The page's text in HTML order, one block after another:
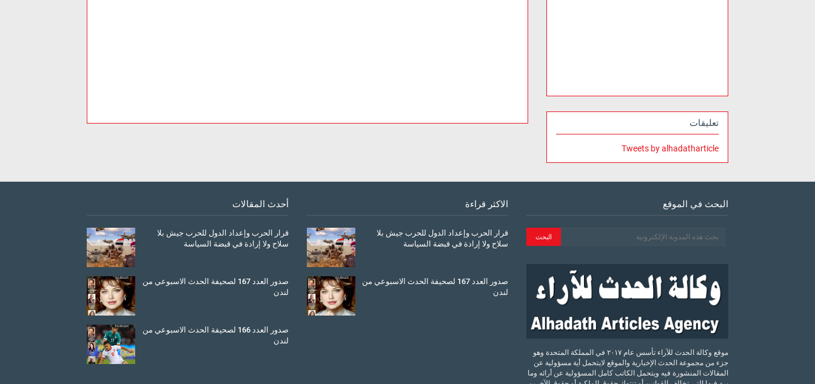
تعليقات
Tweets by alhadatharticle
البحث في الموقع
موقع وكالة الحدث للآراء تأسس عام ٢٠١٧ في المملكة المتحدة وهو
جزء من مجموعة الحدث الإخبارية والموقع لايتحمل أية مسؤولية عن
المقالات المنشورة فيه ويتحمل الكاتب كامل المسؤولية عن أرائه وما
الاكثر قراءة
قرار الحرب وإعداد الدول للحرب جيش بلا
سلاح ولا إرادة في قبضة السياسة
صدور العدد 167 لصحيفة الحدث الاسبوعي من
لندن
أحدث المقالات
قرار الحرب وإعداد الدول للحرب جيش بلا
سلاح ولا إرادة في قبضة السياسة
صدور العدد 167 لصحيفة الحدث الاسبوعي من
لندن
صدور العدد 166 لصحيفة الحدث الاسبوعي من
لندن